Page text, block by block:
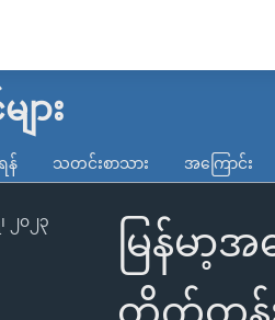
ား
န် သတင်းစာသား အကြောင်း
မြန်မာ့
၂၀၂၃